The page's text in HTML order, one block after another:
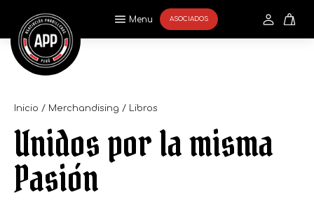
Menu ASOCIADOS
Inicio / Merchandising / Libros
Unidos por la misma
Pasión